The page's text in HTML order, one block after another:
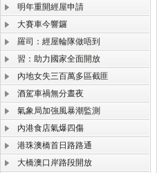
明年重開經屋申請
大賽車今響鑼
羅司：經屋輪隊做唔到
習：助力國家全面開放
內地女失三百萬多區截匪
酒駕車禍無分晝夜
氣象局加強風暴潮監測
內港食店氣爆四傷
港珠澳橋首日路路通
大橋澳口岸路段開放